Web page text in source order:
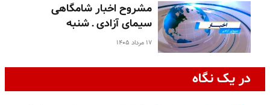
مشروح اخبار شامگاهی
سیمای آزادی ـ شنبه
۱۷ مرداد ۱۴۰۵
در یک نگاه